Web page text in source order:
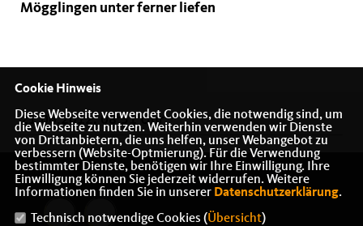
Mögglingen unter ferner liefen
21.06.2012, 08:51 Uhr
Cookie Hinweis
Diese Webseite verwendet Cookies, die notwendig sind, um
die Webseite zu nutzen. Weiterhin verwenden wir Dienste
von Drittanbietern, die uns helfen, unser Webangebot zu
verbessern (Website-Optmierung). Für die Verwendung
bestimmter Dienste, benötigen wir Ihre Einwilligung. Ihre
Einwilligung können Sie jederzeit widerrufen. Weitere
Informationen finden Sie in unserer Datenschutzerklärung.
Technisch notwendige Cookies (Übersicht)